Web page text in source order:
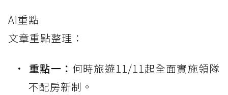
AI重點
文章重點整理：
重點一： 何時旅遊11/11起全面實施領隊
不配房新制。